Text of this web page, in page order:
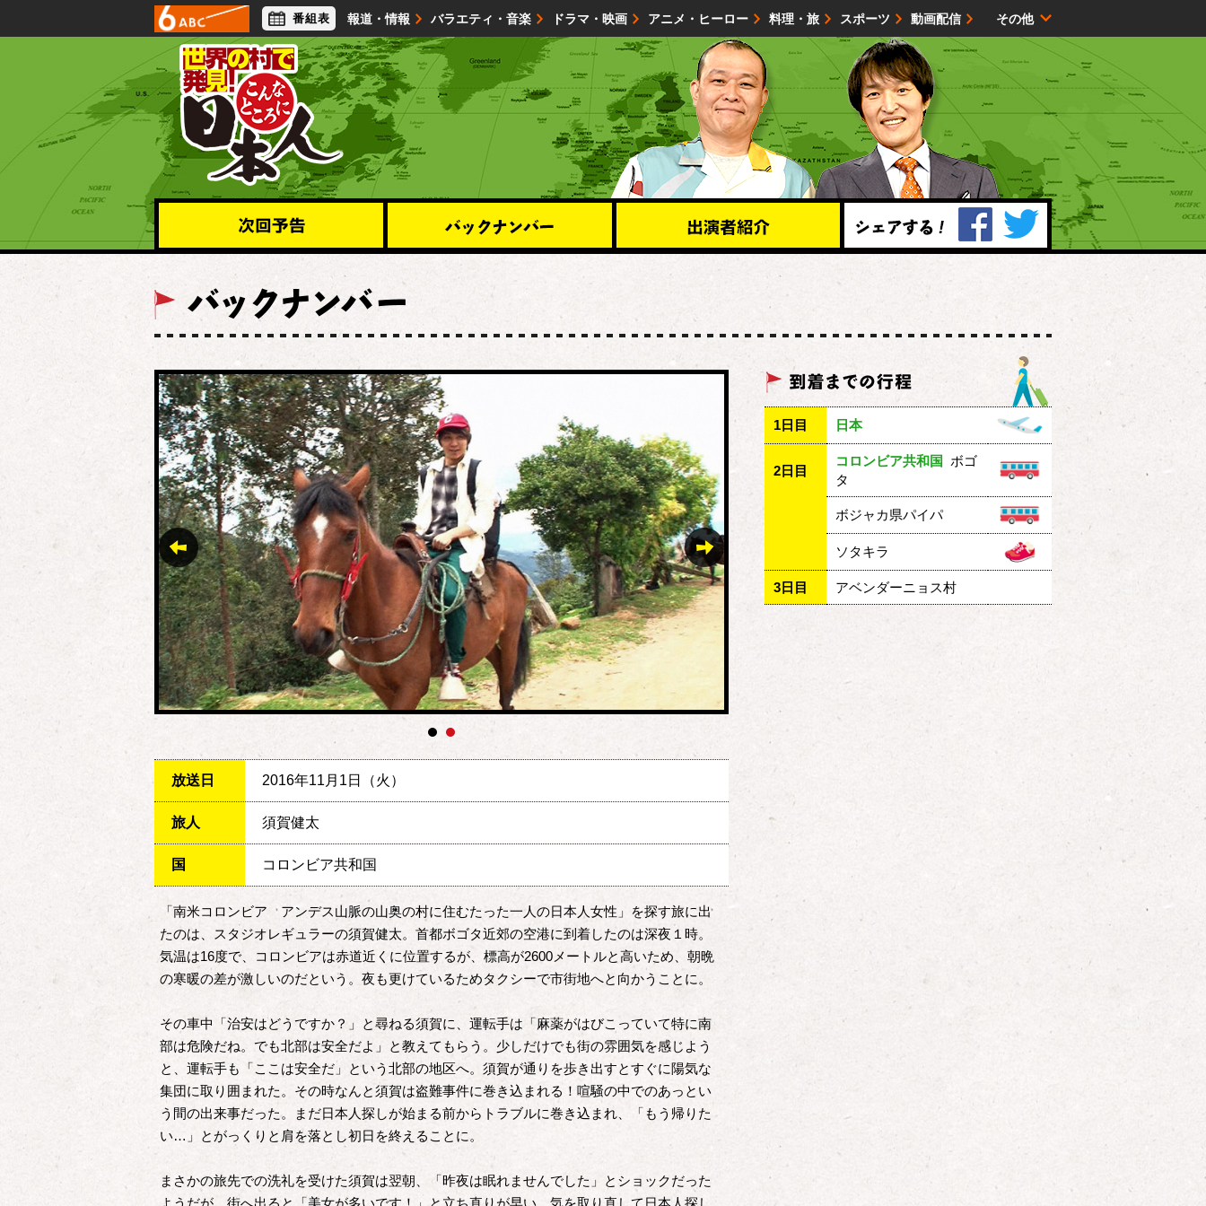
報道・情報 バラエティ・音楽 ドラマ・映画 アニメ・ヒーロー 料理・旅 スポーツ 動画配信
アナウンサー ライフスタイル 映画・試写会 イベント 会社情報 サイトマップ
番組表 その他
放送日 2016年11月1日（火）
旅人 須賀健太
国 コロンビア共和国
「南米コロンビア アンデス山脈の山奥の村に住むたった一人の日本人女性」を探す旅に出
たのは、スタジオレギュラーの須賀健太。首都ボゴタ近郊の空港に到着したのは深夜１時。
気温は16度で、コロンビアは赤道近くに位置するが、標高が2600メートルと高いため、朝晩
の寒暖の差が激しいのだという。夜も更けているためタクシーで市街地へと向かうことに。
その車中「治安はどうですか？」と尋ねる須賀に、運転手は「麻薬がはびこっていて特に南
部は危険だね。でも北部は安全だよ」と教えてもらう。少しだけでも街の雰囲気を感じよう
と、運転手も「ここは安全だ」という北部の地区へ。須賀が通りを歩き出すとすぐに陽気な
集団に取り囲まれた。その時なんと須賀は盗難事件に巻き込まれる！喧騒の中でのあっとい
う間の出来事だった。まだ日本人探しが始まる前からトラブルに巻き込まれ、「もう帰りた
い…」とがっくりと肩を落とし初日を終えることに。
まさかの旅先での洗礼を受けた須賀は翌朝、「昨夜は眠れませんでした」とショックだった
ようだが、街へ出ると「美女が多いです！」と立ち直りが早い。気を取り直して日本人探し
1日目 日本
2日目
コロンビア共和国 ボゴ
タ
ボジャカ県パイパ
ソタキラ
3日目 アベンダーニョス村